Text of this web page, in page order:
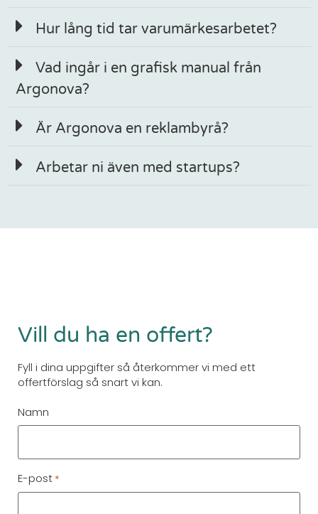
Hur lång tid tar varumärkesarbetet?
Vad ingår i en grafisk manual från
Argonova?
Är Argonova en reklambyrå?
Arbetar ni även med startups?
Vill du ha en offert?
Fyll i dina uppgifter så återkommer vi med ett
offertförslag så snart vi kan.
Namn
E-post *